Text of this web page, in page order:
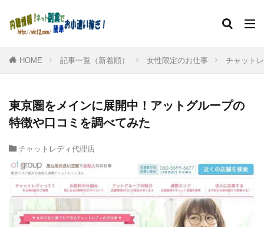
HOME 記事一覧（新着順） 女性限定のお仕事 チャット
東京圏をメインに展開中！アットグループの
特徴や口コミを調べてみた
チャットレディ代理店